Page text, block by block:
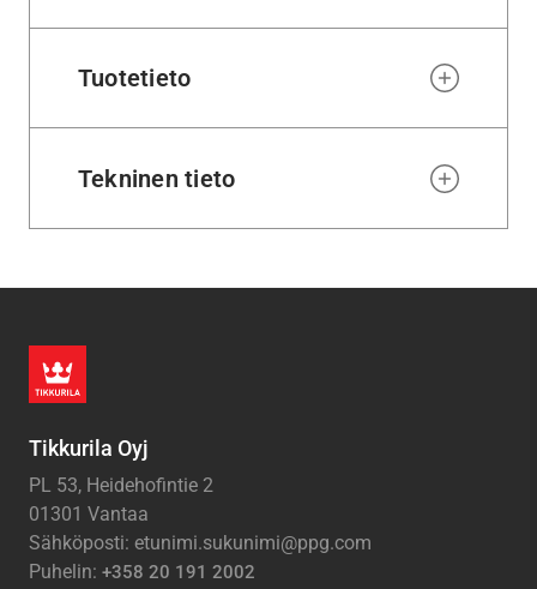
Tuotetieto
Tekninen tieto
Tikkurila Oyj
PL 53, Heidehofintie 2
01301 Vantaa
Sähköposti: etunimi.sukunimi@ppg.com
Puhelin: +358 20 191 2002